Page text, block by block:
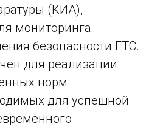
(КИА),
мониторинга
безопасности ГТС.
для реализации
норм
для успешной